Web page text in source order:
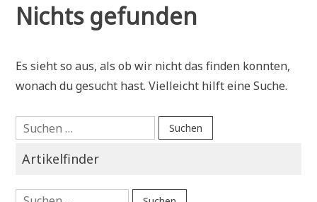
Nichts gefunden
Es sieht so aus, als ob wir nicht das finden konnten,
wonach du gesucht hast. Vielleicht hilft eine Suche.
Suchen
nach:
Artikelfinder
Suchen